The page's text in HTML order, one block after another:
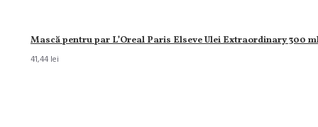
Mască pentru par L’Oreal Paris Elseve Ulei Extraordinary 300
41,44 lei